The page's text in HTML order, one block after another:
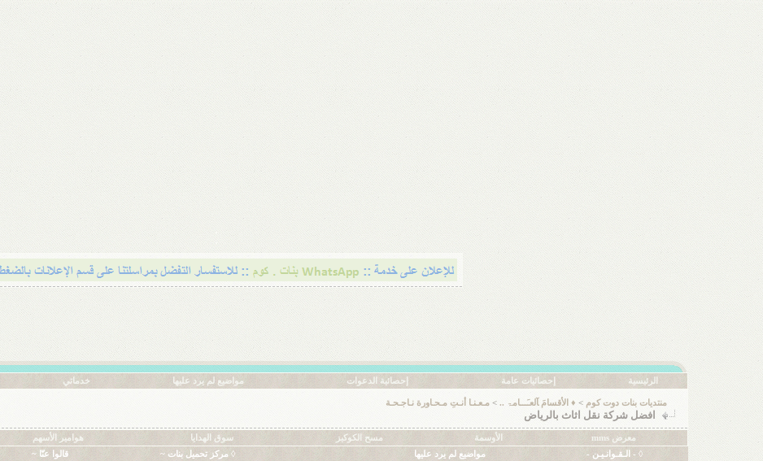
الرئيسية إحصائيات عامة إحصائية الدعوات مواضيع لم يرد عليها خدماتي
منتديات بنات دوت كوم > ♦ الأقسامَ ﺂلعـَـــامۃ .. >مـعـنـا أنـتِ مـحـاورة نـاجـحـة
افضل شركة نقل اثاث بالرياض
معرض mms الأوسمة مسح الكوكيز سوق الهدايا هوامير الأسهم
◊ - الـقـوانـيـن -
مواضيع لم يرد عليها ◊ مركز تحميل بنات ~ قالوا عنّا ~